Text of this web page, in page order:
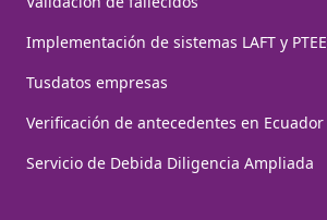
Implementación de sistemas LAFT y PTEE
Tusdatos empresas
Verificación de antecedentes en Ecuador
Servicio de Debida Diligencia Ampliada